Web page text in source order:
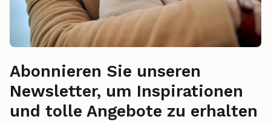
Abonnieren Sie unseren
Newsletter, um Inspirationen
und tolle Angebote zu erhalten